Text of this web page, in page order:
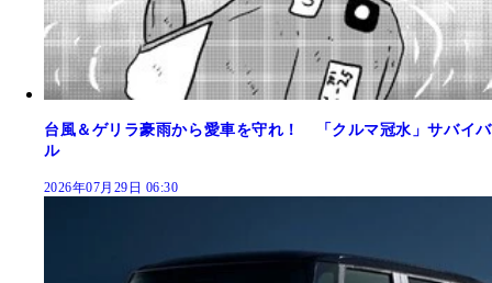
台風＆ゲリラ豪雨から愛車を守れ！ 「クルマ冠水」サバイバ
ル
2026年07月29日 06:30